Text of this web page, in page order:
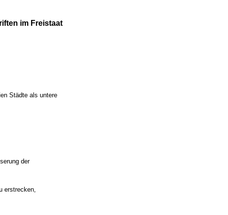
im Freistaat
Städte als untere
der
erstrecken,